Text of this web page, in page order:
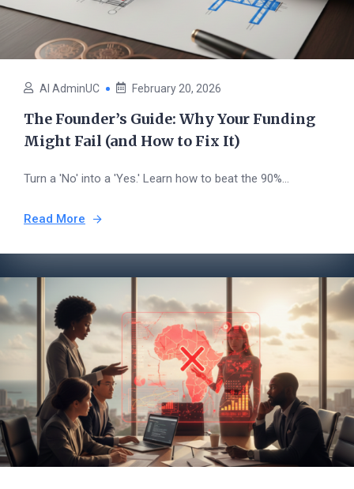
AI AdminUC February 20, 2026
The Founder’s Guide: Why Your Funding
Might Fail (and How to Fix It)
Turn a 'No' into a 'Yes.' Learn how to beat the 90%...
Read More